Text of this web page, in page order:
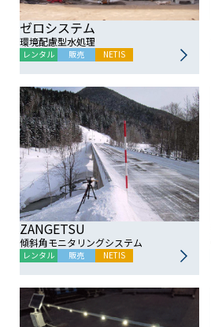
ゼロシステム
環境配慮型水処理
レンタル 販売 NETIS
ZANGETSU
傾斜角モニタリングシステム
レンタル 販売 NETIS